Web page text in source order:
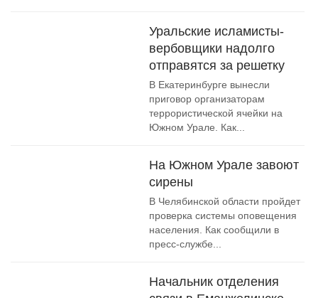
Уральские исламисты-
вербовщики надолго
отправятся за решетку
В Екатеринбурге вынесли
приговор организаторам
террористической ячейки на
Южном Урале. Как...
На Южном Урале завоют
сирены
В Челябинской области пройдет
проверка системы оповещения
населения. Как сообщили в
пресс-службе...
Начальник отделения